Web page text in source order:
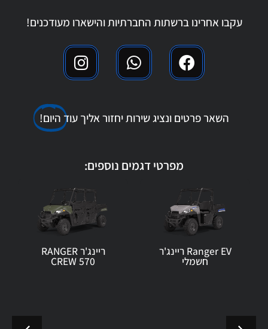
עקבו אחרינו ברשתות החברתיות והישארו מעודכנים!
השאר פרטים ונציג שירות יחזור אליך עודהיום!
מפרטי דגמים נוספים:
Ranger EV ריינג'ר
חשמלי
ריינג'ר RANGER
CREW 570